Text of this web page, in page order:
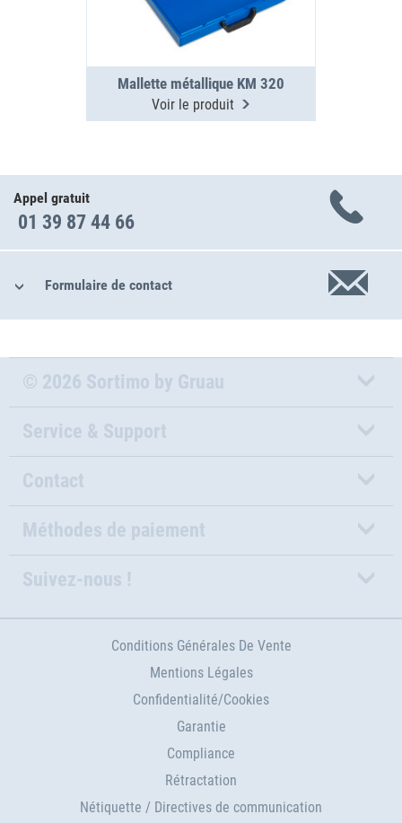
Mallette métallique KM 320
Voir le produit
Appel gratuit
01 39 87 44 66
Formulaire de contact
© 2026 Sortimo by Gruau
Service & Support
Contact
Méthodes de paiement
Suivez-nous !
Conditions Générales De Vente
Mentions Légales
Confidentialité/Cookies
Garantie
Compliance
Rétractation
Nétiquette / Directives de communication